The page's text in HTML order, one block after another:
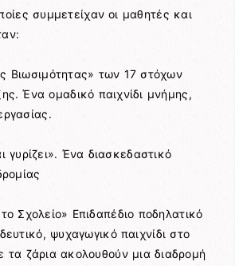
συμμετείχαν οι μαθητές και
Βιωσιμότητας» των 17 στόχων
Ένα ομαδικό παιχνίδι μνήμης,
γυρίζει». Ένα διασκεδαστικό
Σχολείο» Επιδαπέδιο ποδηλατικό
ψυχαγωγικό παιχνίδι στο
τα ζάρια ακολουθούν μια διαδρομή